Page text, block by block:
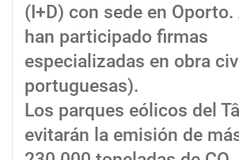
(I+D) con sede en Oporto.
han participado firmas
especializadas en obra
portuguesas).
Los parques eólicos del
evitarán la emisión de